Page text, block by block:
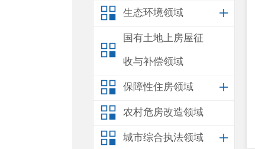
生态环境领域
国有土地上房屋征
收与补偿领域
保障性住房领域
农村危房改造领域
城市综合执法领域